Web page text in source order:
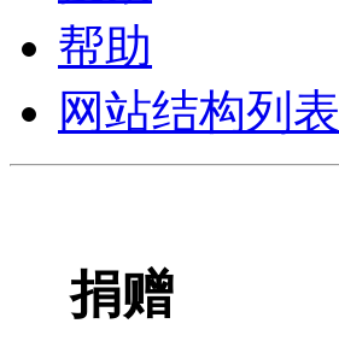
帮助
网站结构列表
捐赠